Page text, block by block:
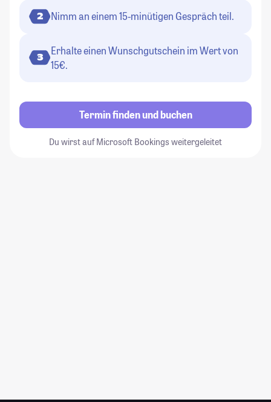
2 Nimm an einem 15-minütigen Gespräch teil.
3
Erhalte einen Wunschgutschein im Wert von
15€.
Termin finden und buchen
Du wirst auf Microsoft Bookings weitergeleitet